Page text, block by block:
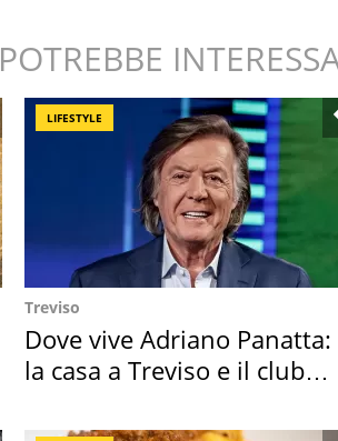
POTREBBE
LIFESTYLE
Treviso
Dove vive Adriano Panatta:
la casa a Treviso e il club